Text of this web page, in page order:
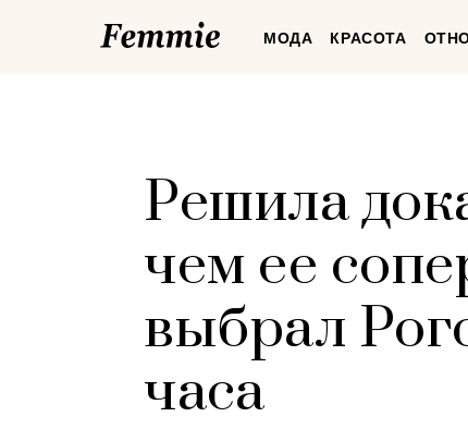
FemmieМОДА КРАСОТА
Решила
чем ее
выбрал
часа